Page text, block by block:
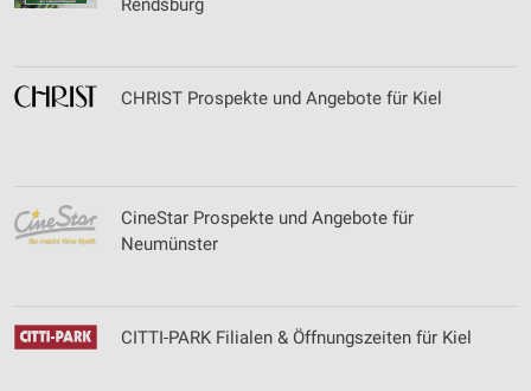
Rendsburg
CHRIST Prospekte und Angebote für Kiel
CineStar Prospekte und Angebote für
Neumünster
CITTI-PARK Filialen & Öffnungszeiten für Kiel